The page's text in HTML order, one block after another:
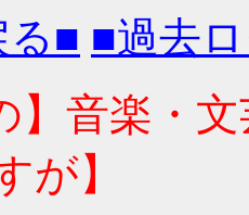
る■ ■過去
】音楽・
が】